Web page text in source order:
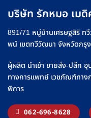
บริษัท รักหมอ เมดิ
891/71 หมู่บ้านเศรษฐสิริ ท
พน์ เขตทวีวัฒนา จังหวัดกรุ
ผู้ผลิต นำเข้า ขายส่ง-ปลีก
ทางการแพทย์ เวชภัณฑ์ทา
พิการ
062-696-8628